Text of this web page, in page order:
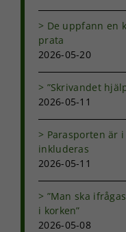
De uppfann en
prata
2026-05-20
”Skrivandet
2026-05-11
Parasporten är
inkluderas
2026-05-11
”Man ska
i korken”
2026-05-08